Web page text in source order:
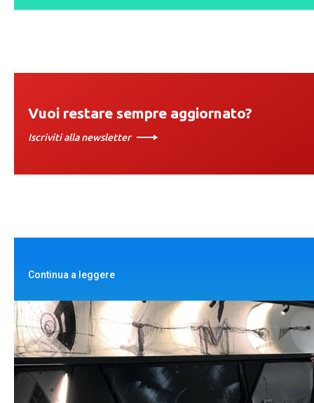
Vuoi restare sempre aggiornato?
Iscriviti alla newsletter
Continua a leggere